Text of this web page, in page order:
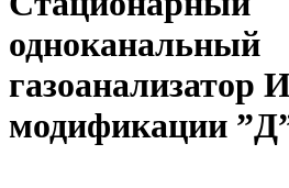
одноканальный
газоанализатор
модификации